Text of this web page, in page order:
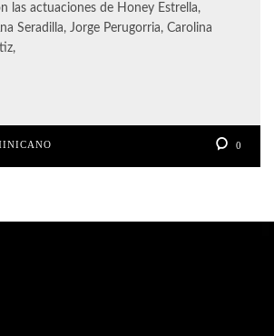
las actuaciones de Honey Estrella,
Seradilla, Jorge Perugorria, Carolina
0